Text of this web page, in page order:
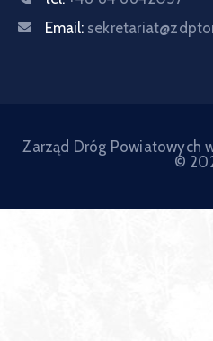
Email:
Zarząd Dróg Powiatowych
©